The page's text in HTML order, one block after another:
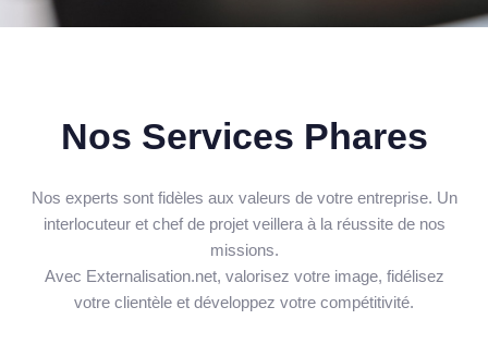
Nos Services Phares
Nos experts sont fidèles aux valeurs de votre entreprise. Un
interlocuteur et chef de projet veillera à la réussite de nos
missions.
Avec Externalisation.net, valorisez votre image, fidélisez
votre clientèle et développez votre compétitivité.